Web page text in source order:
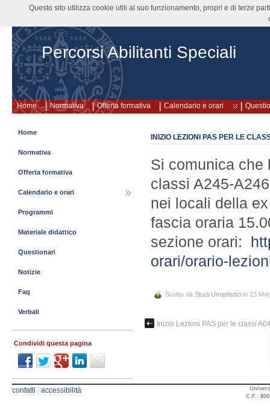
Percorsi Abilitanti Speciali
Home Normativa Offerta formativa Calendario e orari
INIZIO LEZIONI PAS PER LE
Si comunica che
classi A245-
nei locali della
fascia oraria
sezione orari:
orari/orario-
Scritto da Studi Umanistici in 23
Inizio Lezioni PAS per le classi
Home
Normativa
Offerta formativa
Calendario e orari
Programmi
Materiale didattico
Questionari
Notizie
Faq
Verbali
Condividi questa pagina
contatti accessibilità
C.F.:
Questo sito utilizza cookie utili al suo funzionamento, propri e di terze